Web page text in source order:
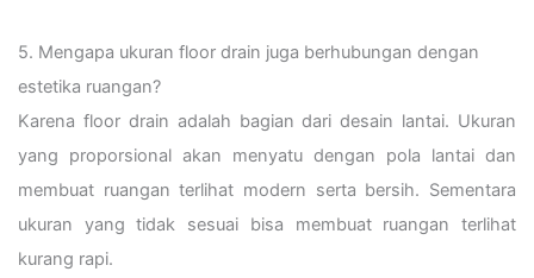
5. Mengapa ukuran floor drain juga berhubungan dengan
estetika ruangan?
Karena floor drain adalah bagian dari desain lantai. Ukuran
yang proporsional akan menyatu dengan pola lantai dan
membuat ruangan terlihat modern serta bersih. Sementara
ukuran yang tidak sesuai bisa membuat ruangan terlihat
kurang rapi.